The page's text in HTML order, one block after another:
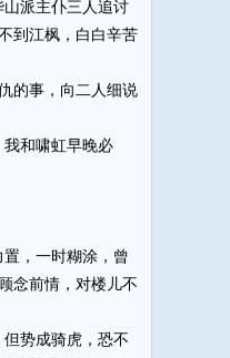
派主仆三人追讨
到江枫，白白辛苦
的事，向二人细说
和啸虹早晚必
，一时糊涂，曾
念前情，对楼儿不
势成骑虎，恐不